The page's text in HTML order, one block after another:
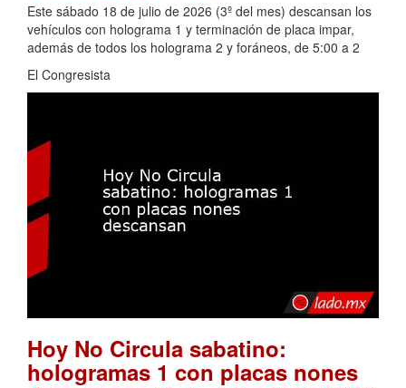
Este sábado 18 de julio de 2026 (3º del mes) descansan los
vehículos con holograma 1 y terminación de placa impar,
además de todos los holograma 2 y foráneos, de 5:00 a 2
El Congresista
Hoy No Circula sabatino:
hologramas 1 con placas nones